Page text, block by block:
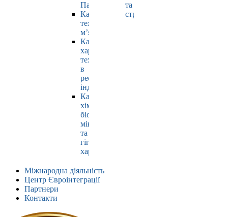
Павлюк
Кафедра
технології
м’яса
Кафедра
харчових
технологій
в
ресторанній
індустрії
Кафедра
хімії,
біохімії,
мікробіології
та
гігієни
харчування
та
страхування
Міжнародна діяльність
Центр Євроінтеграції
Партнери
Контакти